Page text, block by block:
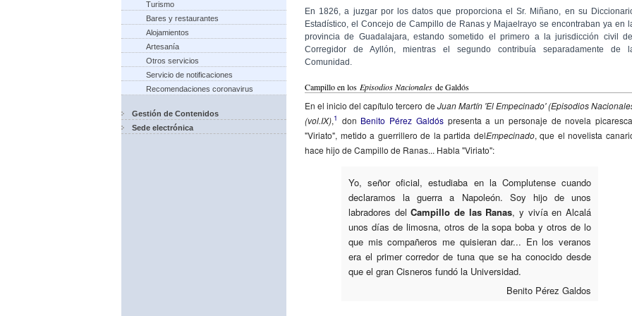
Turismo
Bares y restaurantes
Alojamientos
Artesanía
Otros servicios
Servicio de notificaciones
Recomendaciones coronavirus
Gestión de Contenidos
Sede electrónica
En 1826, a juzgar por los datos que proporciona el Sr. Miñano, en su
Estadístico, el Concejo de Campillo de Ranas y Majaelrayo se encontraban ya en
provincia de Guadalajara, estando sometido el primero a la jurisdicción civil
Corregidor de Ayllón, mientras el segundo contribuía separadamente de
Comunidad.
Campillo en los Episodios Nacionales de Galdós
En el inicio del capítulo tercero de Juan Martín 'El Empecinado' (Episodios
(vol.IX),1 don Benito Pérez Galdóspresenta a un personaje de novela
"Viriato", metido a guerrillero de la partida delEmpecinado, que el novelista
hace hijo de Campillo de Ranas... Habla "Viriato":
Yo, señor oficial, estudiaba en la Complutense cuando
declaramos la guerra a Napoleón. Soy hijo de unos
labradores delCampillo de las Ranas, y vivía en Alcalá
unos días de limosna, otros de la sopa boba y otros de lo
que mis compañeros me quisieran dar... En los veranos
era el primer corredor de tuna que se ha conocido desde
que el gran Cisneros fundó la Universidad.
Benito Pérez Galdos